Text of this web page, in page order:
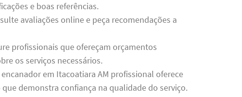
e boas referências.
avaliações online e peça recomendações a
profissionais que ofereçam orçamentos
os serviços necessários.
em Itacoatiara AM profissional oferece
demonstra confiança na qualidade do serviço.